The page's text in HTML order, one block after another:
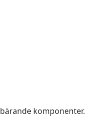
komponenter.